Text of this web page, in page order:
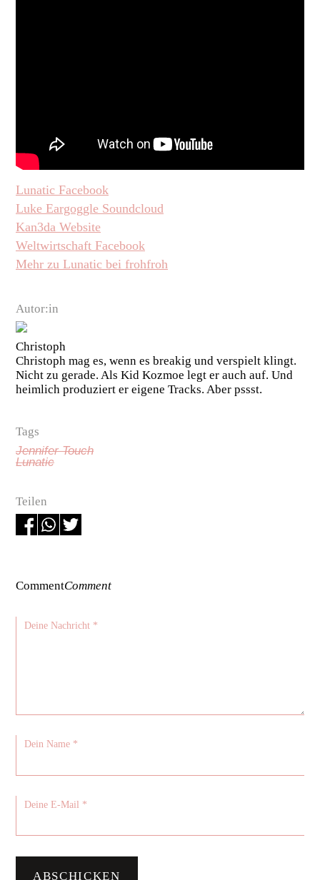
Autor:in
Christoph
Christoph mag es, wenn es breakig und verspielt klingt.
Nicht zu gerade. Als Kid Kozmoe legt er auch auf. Und
heimlich produziert er eigene Tracks. Aber pssst.
Tags
Jennifer Touch
Lunatic
Teilen
Lunatic Facebook
Luke Eargoggle Soundcloud
Kan3da Website
Weltwirtschaft Facebook
Mehr zu Lunatic bei frohfroh
CommentComment